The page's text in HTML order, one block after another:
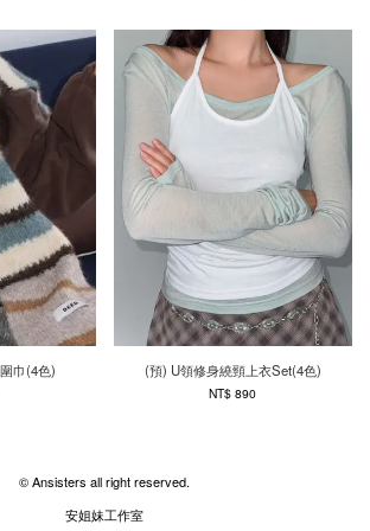
巾(4色) (預) U領修身繞頸上衣Set(4色)
NT$ 890
© Ansisters all right reserved.
安姐妹工作室